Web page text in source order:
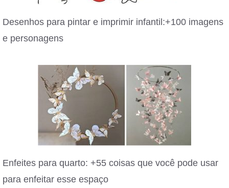
Desenhos para pintar e imprimir infantil:+100 imagens
e personagens
Enfeites para quarto: +55 coisas que você pode usar
para enfeitar esse espaço